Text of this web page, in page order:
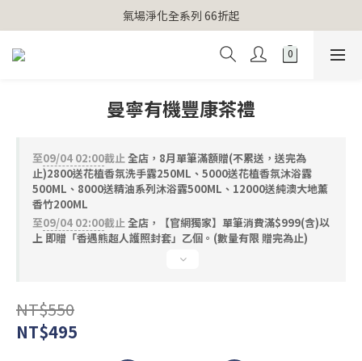
【官網獨家】首次消費 不限金額 即送 香遇熊超人行李吊牌
氣場淨化全系列 66折起
【官網獨家】首次消費 不限金額 即送 香遇熊超人行李吊牌
曼寧有機豐康茶禮
至09/04 02:00截止全店，8月單筆滿額贈(不累送，送完為
止)2800送花植香氛洗手露250ML、5000送花植香氛沐浴露
500ML、8000送精油系列沐浴露500ML、12000送純澳大地薰
香竹200ML
至09/04 02:00截止全店，【官網獨家】單筆消費滿$999(含)以
上 即贈「香遇熊超人護照封套」乙個。(數量有限 贈完為止)
NT$550
NT$495